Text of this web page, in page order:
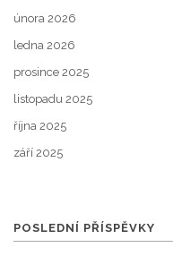
února 2026
ledna 2026
prosince 2025
listopadu 2025
října 2025
září 2025
POSLEDNÍ PŘÍSPĚVKY